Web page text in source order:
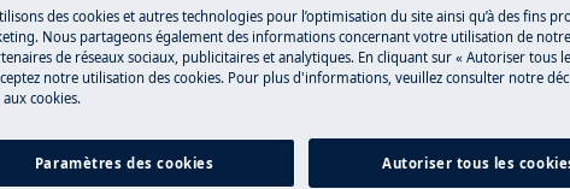
four (le cas échéant):
Réparation par
Fixez un rendez-
qualifiés
des cookies et autres technologies pour l’optimisation du site ainsi qu’à des fins
Nous partageons également des informations concernant votre utilisation de
de réseaux sociaux, publicitaires et analytiques. En cliquant sur « Autoriser tous
notre utilisation des cookies. Pour plus d'informations, veuillez consulter notre
cookies.
Paramètres des cookies Autoriser tous les